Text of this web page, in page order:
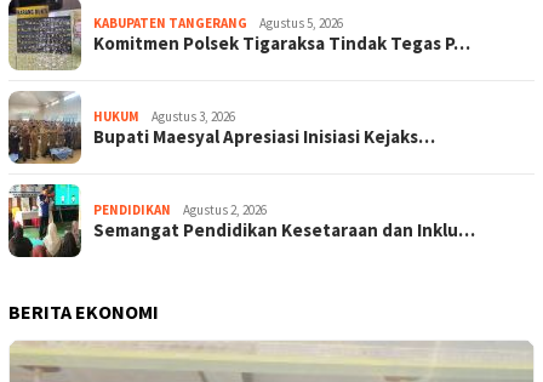
KABUPATEN TANGERANG Agustus 5, 2026
Komitmen Polsek Tigaraksa Tindak Tegas P…
HUKUM Agustus 3, 2026
Bupati Maesyal Apresiasi Inisiasi Kejaks…
PENDIDIKAN Agustus 2, 2026
Semangat Pendidikan Kesetaraan dan Inklu…
BERITA EKONOMI